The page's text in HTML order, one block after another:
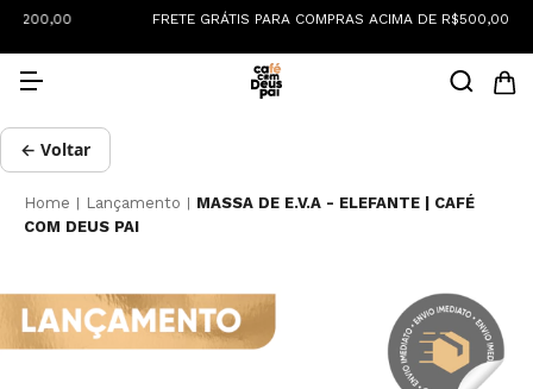
FRETE GRÁTIS PARA COMPRAS ACIMA DE R$500,00
← Voltar
Home Lançamento
MASSA DE E.V.A - ELEFANTE | CAFÉ
COM DEUS PAI